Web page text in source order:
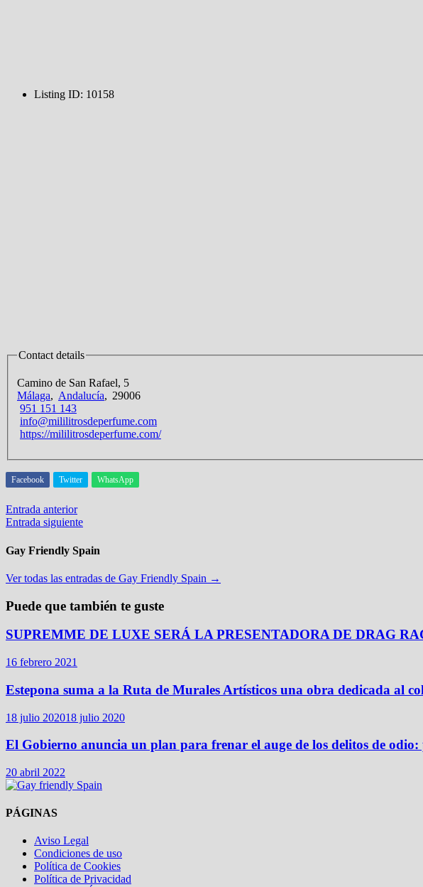
Listing ID: 10158
Contact details
Camino de San Rafael, 5
Málaga, Andalucía, 29006
951 151 143‬
info@mililitrosdeperfume.com
https://mililitrosdeperfume.com/
Facebook Twitter WhatsApp
Navegación
de
entradas
Entrada anteriorEntrada
anterior:
Entrada siguienteEntrada
Gay Friendly Spain
Ver todas las entradas de Gay Friendly Spain →
Puede que también te guste
SUPREMME DE LUXE SERÁ LA PRESENTADORA DE DRAG
16 febrero 2021
Estepona suma a la Ruta de Murales Artísticos una obra dedicada al
18 julio 202018 julio 2020
El Gobierno anuncia un plan para frenar el auge de los delitos de
20 abril 2022
PÁGINAS
Aviso Legal
Condiciones de uso
Política de Cookies
Política de Privacidad